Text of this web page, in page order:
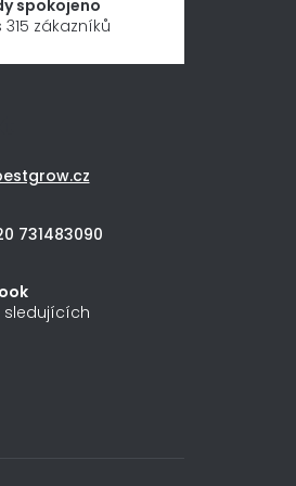
spokojeno
zákazníků
731483090
sledujících